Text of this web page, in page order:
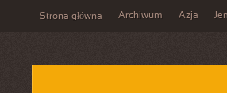
Strona główna Archiwum Azja